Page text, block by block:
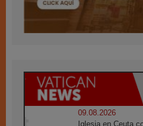
09.08.2026
Iglesia en Ceuta